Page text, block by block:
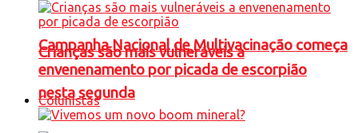
Campanha Nacional de Multivacinação começa
nesta segunda
Crianças são mais vulneráveis a
envenenamento por picada de escorpião
Colunistas